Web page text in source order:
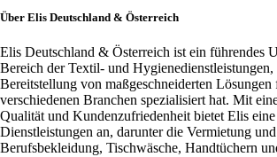
Über Elis Deutschland & Österreich
Elis Deutschland & Österreich ist ein führendes
Bereich der Textil- und Hygienedienstleistungen,
Bereitstellung von maßgeschneiderten
verschiedenen Branchen spezialisiert hat. Mit
Qualität und Kundenzufriedenheit bietet Elis
Dienstleistungen an, darunter die Vermietung
Berufsbekleidung, Tischwäsche, Handtüchern